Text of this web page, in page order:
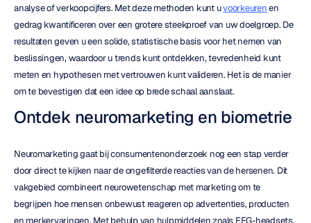
analyse of verkoopcijfers. Met deze methoden kunt u voorkeuren en
gedrag kwantificeren over een grotere steekproef van uw doelgroep. De
resultaten geven u een solide, statistische basis voor het nemen van
beslissingen, waardoor u trends kunt ontdekken, tevredenheid kunt
meten en hypothesen met vertrouwen kunt valideren. Het is de manier
om te bevestigen dat een idee op brede schaal aanslaat.
Ontdek neuromarketing en biometrie
Neuromarketing gaat bij consumentenonderzoek nog een stap verder
door direct te kijken naar de ongefilterde reacties van de hersenen. Dit
vakgebied combineert neurowetenschap met marketing om te
begrijpen hoe mensen onbewust reageren op advertenties, producten
en merkervaringen. Met behulp van hulpmiddelen zoals EEG-headsets,